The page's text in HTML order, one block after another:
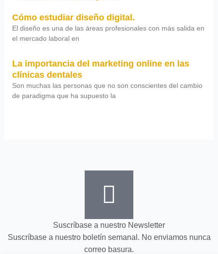
Cómo estudiar diseño digital.
El diseño es una de las áreas profesionales con más salida en
el mercado laboral en
La importancia del marketing online en las
clínicas dentales
Son muchas las personas que no son conscientes del cambio
de paradigma que ha supuesto la
Suscríbase a nuestro Newsletter
Suscríbase a nuestro boletín semanal. No enviamos nunca
correo basura.